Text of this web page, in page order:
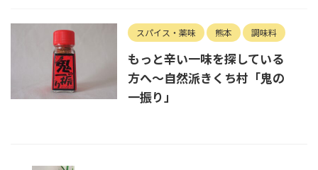
スパイス・薬味 熊本 調味料
もっと辛い一味を探している
方へ～自然派きくち村「鬼の
一振り」